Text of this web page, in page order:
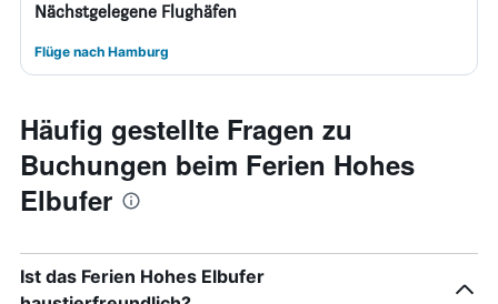
Nächstgelegene Flughäfen
Flüge nach Hamburg
Häufig gestellte Fragen zu
Buchungen beim Ferien Hohes
Elbufer
Ist das Ferien Hohes Elbufer